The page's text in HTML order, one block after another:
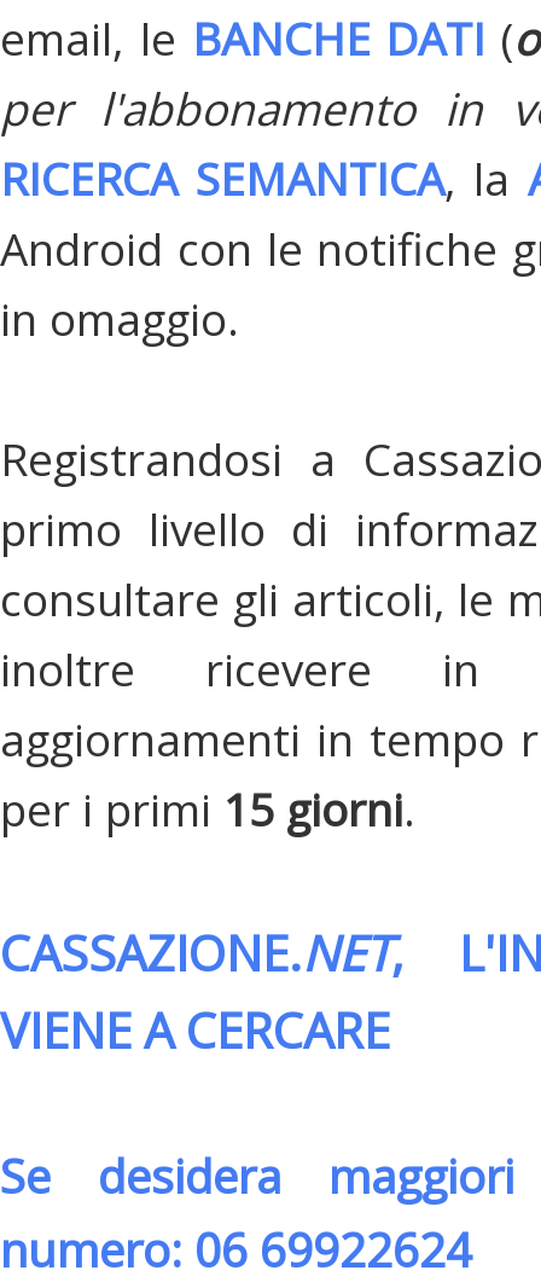
email, le BANCHE DATI (
per l'abbonamento in
RICERCA SEMANTICA, la
Android con le notifiche
in omaggio.
Registrandosi a
primo livello di
consultare gli articoli, le
inoltre ricevere in
aggiornamenti in tempo
per i primi 15 giorni.
CASSAZIONE.NET,
VIENE A CERCARE
Se desidera
numero: 06 69922624